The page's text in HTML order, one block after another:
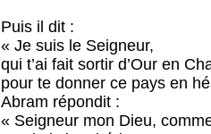
Puis il dit :
« Je suis le Seigneur,
qui t’ai fait sortir d’Our en
pour te donner ce pays en
Abram répondit :
« Seigneur mon Dieu,